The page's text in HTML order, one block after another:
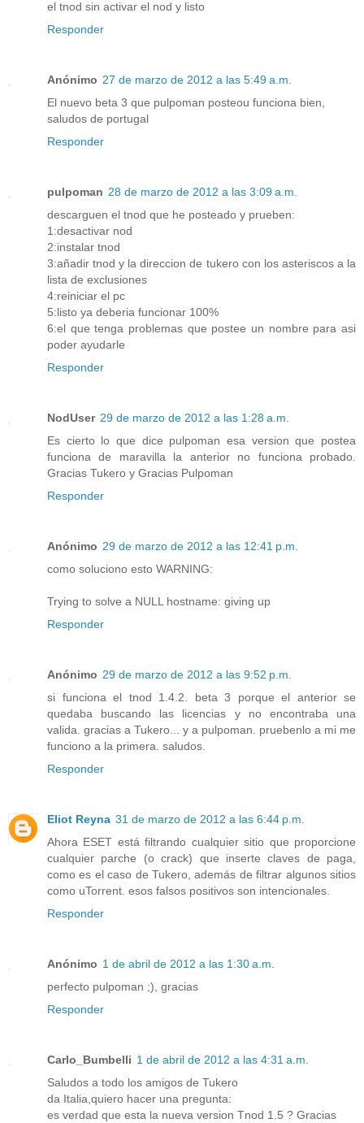
el tnod sin activar el nod y listo
Responder
Anónimo 27 de marzo de 2012 a las 5:49 a.m.
El nuevo beta 3 que pulpoman posteou funciona bien,
saludos de portugal
Responder
pulpoman 28 de marzo de 2012 a las 3:09 a.m.
descarguen el tnod que he posteado y prueben:
1:desactivar nod
2:instalar tnod
3:añadir tnod y la direccion de tukero con los asteriscos a la
lista de exclusiones
4:reiniciar el pc
5:listo ya deberia funcionar 100%
6:el que tenga problemas que postee un nombre para asi
poder ayudarle
Responder
NodUser 29 de marzo de 2012 a las 1:28 a.m.
Es cierto lo que dice pulpoman esa version que postea
funciona de maravilla la anterior no funciona probado.
Gracias Tukero y Gracias Pulpoman
Responder
Anónimo 29 de marzo de 2012 a las 12:41 p.m.
como soluciono esto WARNING:
Trying to solve a NULL hostname: giving up
Responder
Anónimo 29 de marzo de 2012 a las 9:52 p.m.
si funciona el tnod 1.4.2. beta 3 porque el anterior se
quedaba buscando las licencias y no encontraba una
valida. gracias a Tukero... y a pulpoman. pruebenlo a mi me
funciono a la primera. saludos.
Responder
Eliot Reyna 31 de marzo de 2012 a las 6:44 p.m.
Ahora ESET está filtrando cualquier sitio que proporcione
cualquier parche (o crack) que inserte claves de paga,
como es el caso de Tukero, además de filtrar algunos sitios
como uTorrent. esos falsos positivos son intencionales.
Responder
Anónimo 1 de abril de 2012 a las 1:30 a.m.
perfecto pulpoman ;), gracias
Responder
Carlo_Bumbelli 1 de abril de 2012 a las 4:31 a.m.
Saludos a todo los amigos de Tukero
da Italia,quiero hacer una pregunta:
es verdad que esta la nueva version Tnod 1.5 ? Gracias